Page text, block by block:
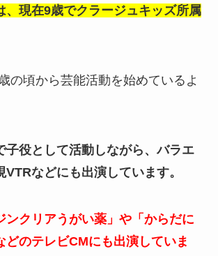
、現在9歳でクラージュキッズ所属
の頃から芸能活動を始めているよ
子役として活動しながら、バラエ
VTRなどにも出演しています。
ンクリアうがい薬」や「からだに
どのテレビCMにも出演していま